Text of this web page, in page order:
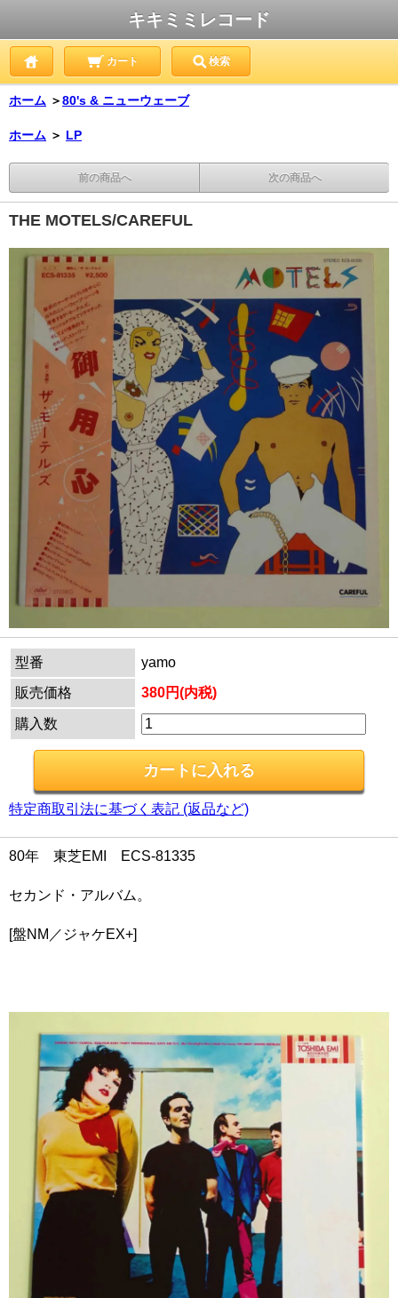
キキミミレコード
カート 検索
ホーム ＞80's & ニューウェーブ
ホーム ＞ LP
前の商品へ 次の商品へ
THE MOTELS/CAREFUL
型番
yamo
販売価格
380円(内税)
購入数
特定商取引法に基づく表記 (返品など)
80年 東芝EMI ECS-81335
セカンド・アルバム。
[盤NM／ジャケEX+]